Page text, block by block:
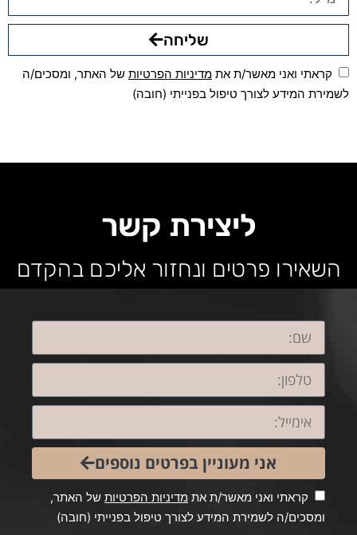
שליחה
קראתי ואני מאשר/ת את מדיניות הפרטיות של האתר, ומסכים/ה
לשמירת המידע לצורך טיפול בפנייתי (חובה)
ליצירת קשר
השאירו פרטים ונחזור אליכם בהקדם
אני מעוניין בפרטים נוספים
קראתי ואני מאשר/ת את מדיניות הפרטיות של האתר,
ומסכים/ה לשמירת המידע לצורך טיפול בפנייתי (חובה)